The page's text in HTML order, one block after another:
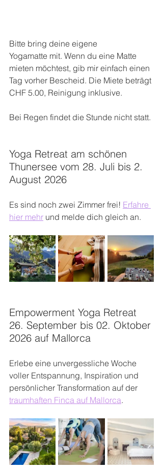
Bitte bring deine eigene
Yogamatte mit. Wenn du eine Matte
mieten möchtest, gib mir einfach einen
Tag vorher Bescheid. Die Miete beträgt
CHF 5.00, Reinigung inklusive.
Bei Regen findet die Stunde nicht statt.
Yoga Retreat am schönen
Thunersee vom 28. Juli bis 2.
August 2026
Es sind noch zwei Zimmer frei! Erfahre
hier mehr und melde dich gleich an.
Empowerment Yoga Retreat
26. September bis 02. Oktober
2026 auf Mallorca
Erlebe eine unvergessliche Woche
voller Entspannung, Inspiration und
persönlicher Transformation auf der
traumhaften Finca auf Mallorca.